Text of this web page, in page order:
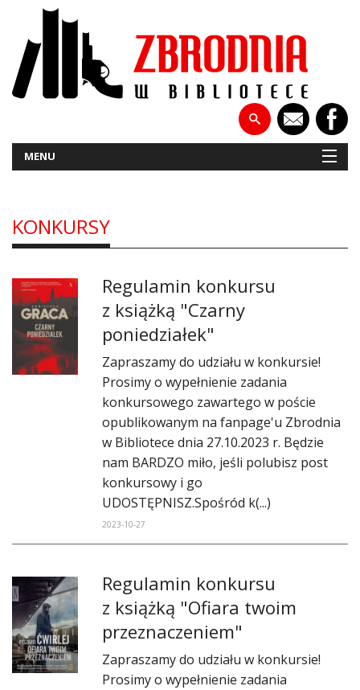
MENU
NOWOŚCI
WYWIADY
RECENZJE
DO CZYTANIA
NA EKRANIE
KONKURSY
Regulamin konkursu
z książką "Czarny
poniedziałek"
Zapraszamy do udziału w konkursie!
Prosimy o wypełnienie zadania
konkursowego zawartego w poście
opublikowanym na fanpage'u Zbrodnia
w Bibliotece dnia 27.10.2023 r. Będzie
nam BARDZO miło, jeśli polubisz post
konkursowy i go
UDOSTĘPNISZ.Spośród k(...)
2023-10-27
Regulamin konkursu
z książką "Ofiara twoim
przeznaczeniem"
Zapraszamy do udziału w konkursie!
Prosimy o wypełnienie zadania